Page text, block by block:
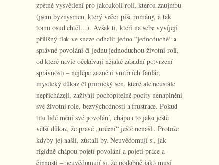
zpětné vysvětlení pro jakoukoli roli, kterou zaujmou
(jsem byznysmen, který večer píše romány, a tak
tomu osud chtěl…). Avšak ti, kteří na sebe vyvíjejí
přílišný tlak ve snaze odhalit jedno ”jednoduché“ a
správné povolání či jednu jednoduchou životní roli,
od které navíc očekávají nějaké zásadní potvrzení
správnosti – nejlépe zaznění vnitřních fanfár,
mystický důkaz či prorocký sen, které ale neustále
nepřicházejí, zažívají pochopitelně pocity nenaplnění
své životní role, bezvýchodnosti a frustrace. Pokud
tito lidé mění své povolání, chápou to jako ještě
větší důkaz, že pravé „určení“ ještě nenašli. Protože
kdyby jej našli, zůstali by. Neuvědomují si, jak
rigidně chápou pojetí povolání a pojetí práce a
činnosti – neuvědomují si, že podobně jako musí